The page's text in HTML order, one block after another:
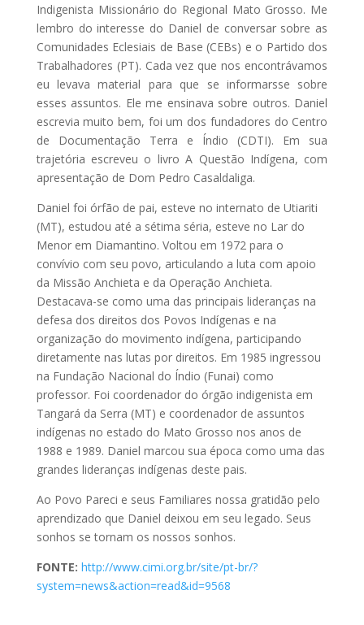
Indigenista Missionário do Regional Mato Grosso. Me
lembro do interesse do Daniel de conversar sobre as
Comunidades Eclesiais de Base (CEBs) e o Partido dos
Trabalhadores (PT). Cada vez que nos encontrávamos
eu levava material para que se informarsse sobre
esses assuntos. Ele me ensinava sobre outros. Daniel
escrevia muito bem, foi um dos fundadores do Centro
de Documentação Terra e Índio (CDTI). Em sua
trajetória escreveu o livro A Questão Indígena, com
apresentação de Dom Pedro Casaldaliga.
Daniel foi órfão de pai, esteve no internato de Utiariti
(MT), estudou até a sétima séria, esteve no Lar do
Menor em Diamantino. Voltou em 1972 para o
convívio com seu povo, articulando a luta com apoio
da Missão Anchieta e da Operação Anchieta.
Destacava-se como uma das principais lideranças na
defesa dos direitos dos Povos Indígenas e na
organização do movimento indígena, participando
diretamente nas lutas por direitos. Em 1985 ingressou
na Fundação Nacional do Índio (Funai) como
professor. Foi coordenador do órgão indigenista em
Tangará da Serra (MT) e coordenador de assuntos
indígenas no estado do Mato Grosso nos anos de
1988 e 1989. Daniel marcou sua época como uma das
grandes lideranças indígenas deste pais.
Ao Povo Pareci e seus Familiares nossa gratidão pelo
aprendizado que Daniel deixou em seu legado. Seus
sonhos se tornam os nossos sonhos.
FONTE: http://www.cimi.org.br/site/pt-br/?
system=news&action=read&id=9568